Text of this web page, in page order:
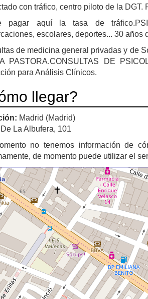
con tráfico, centro piloto de la
pagar aquí la tasa de
escolares, deportes... 30
de medicina general privadas y de
PASTORA.CONSULTAS DE
para Análisis Clínicos.
llegar?
Madrid (Madrid)
La Albufera, 101
no tenemos información de
de momento puede utilizar el